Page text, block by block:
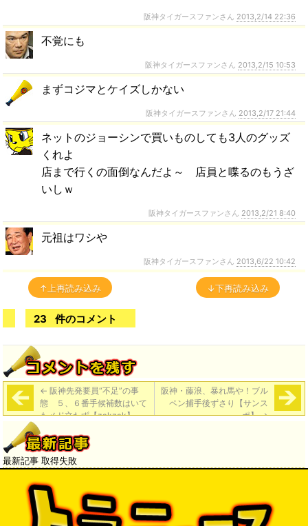
阪神タイガースファンさん 2013,2/14 22:36
不覚にも
阪神タイガースファンさん 2013,2/15 10:53
まずコジマとケイズしかない
阪神タイガースファンさん 2013,2/17 21:44
ネットのジョーシンで買いものしても3人のグッズ
くれよ
店まで行くの面倒なんだよ～ 店員と喋るのもうざ
いしｗ
阪神タイガースファンさん 2013,2/21 8:40
元祖はワシや
阪神タイガースファンさん 2013,6/22 10:42
↑上再読み込み ↓下再読み込み
23 件のコメント
← 阪神先発要員“不足”の事
態 ５、６番手候補数はいて
もメド立たず【zakzak】
阪神・藤浪、暴れ馬や！ブル
ペン捕手後ずさり【サンス
ポ】→
最新記事 取得失敗